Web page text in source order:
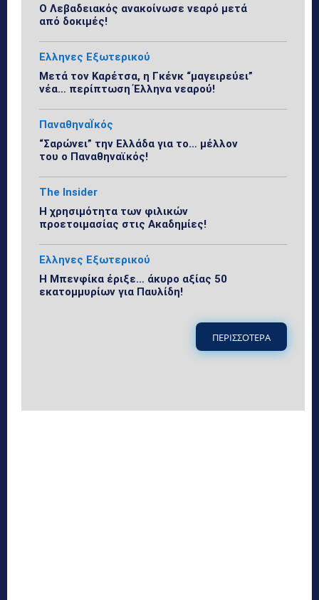
Ο Λεβαδειακός ανακοίνωσε νεαρό μετά
από δοκιμές!
Ελληνες Εξωτερικού
Μετά τον Καρέτσα, η Γκένκ “μαγειρεύει”
νέα… περίπτωση Έλληνα νεαρού!
ΠαναθηναΪκός
“Σαρώνει” την Ελλάδα για το… μέλλον
του ο Παναθηναϊκός!
The Insider
Η χρησιμότητα των φιλικών
προετοιμασίας στις Ακαδημίες!
Ελληνες Εξωτερικού
Η Μπενφίκα έριξε… άκυρο αξίας 50
εκατομμυρίων για Παυλίδη!
ΠΕΡΙΣΣΟΤΕΡΑ